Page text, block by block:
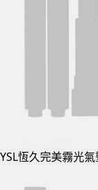
YSL恆久完美霧光